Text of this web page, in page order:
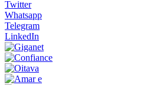
Twitter
Whatsapp
Telegram
LinkedIn